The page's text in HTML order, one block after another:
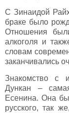
С Зинаидой
браке было
Отношения
алкоголя и
словам
заканчивались
Знакомство с
Дункан –
Есенина. Она
русского, так